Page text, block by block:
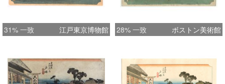
31% 一致 江戸東京博物館 28% 一致 ボストン美術館